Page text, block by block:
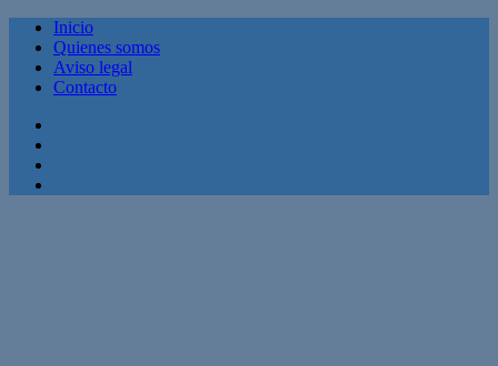
Inicio
Quienes somos
Aviso legal
Contacto